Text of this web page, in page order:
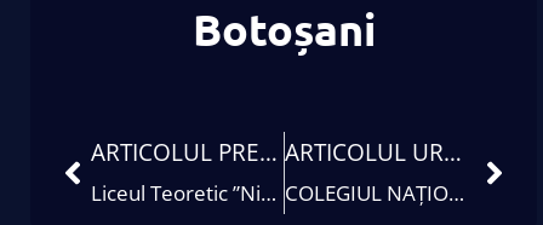
Botoșani
ARTICOLUL PRECEDENT
Liceul Teoretic ”Nicolae Balcescu”
ARTICOLUL URMĂTOR
COLEGIUL NAȚIONAL „ELENA GHIBA BIRTA” ARAD